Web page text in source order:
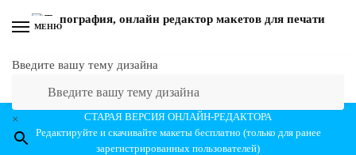
МЕНЮ
Введите вашу тему дизайна
×
СТАРАЯ ВЕРСИЯ ОНЛАЙН-РЕДАКТОРА
Редактируйте и скачивайте макеты бесплатно (только для ранее
зарегистрированных пользователей)